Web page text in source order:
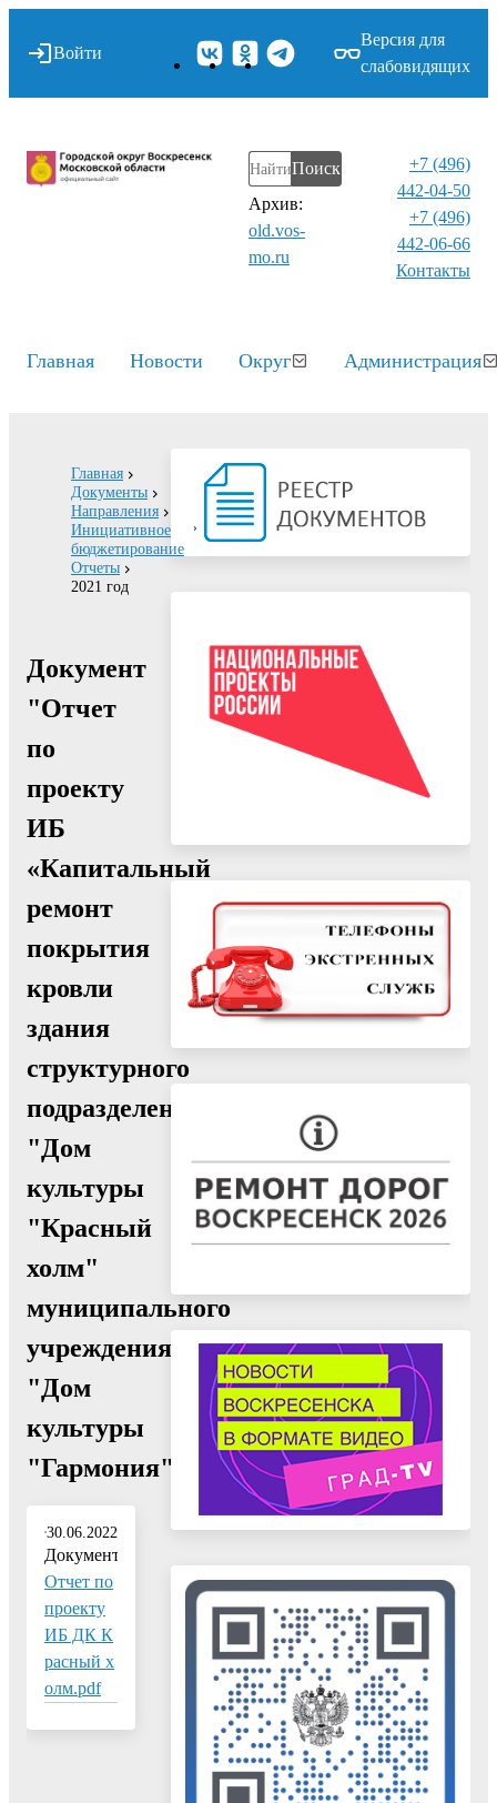
Войти
Версия для
слабовидящих
Поиск
Архив:
old.vos-
mo.ru
+7 (496)
442-04-50
+7 (496)
442-06-66
Контакты⁠
Главная Новости Округ Администрация
Главная
Документы
Направления
Инициативное
бюджетирование
Отчеты
2021 год
Документ
"Отчет
по
проекту
ИБ
«Капитальный
ремонт
покрытия
кровли
здания
структурного
подразделения
"Дом
культуры
"Красный
холм"
муниципального
учреждения
"Дом
культуры
"Гармония""
30.06.2022
Документ:
Отчет по
проекту
ИБ ДК К
расный х
олм.pdf